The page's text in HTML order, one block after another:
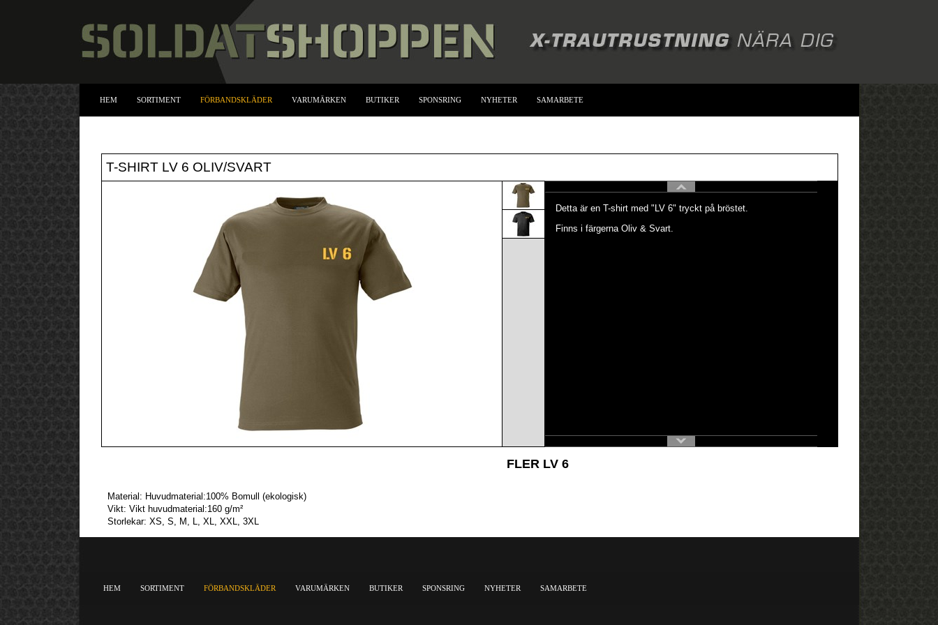
HEM SORTIMENT FÖRBANDSKLÄDER VARUMÄRKEN BUTIKER SPONSRING NYHETER SAMARBETE
T-SHIRT LV 6 OLIV/SVART
Detta är en T-shirt med "LV 6" tryckt på bröstet.
Finns i färgerna Oliv & Svart.
FLER LV 6
Material: Huvudmaterial:100% Bomull (ekologisk)
Vikt: Vikt huvudmaterial:160 g/m²
Storlekar: XS, S, M, L, XL, XXL, 3XL
HEM SORTIMENT FÖRBANDSKLÄDER VARUMÄRKEN BUTIKER SPONSRING NYHETER SAMARBETE